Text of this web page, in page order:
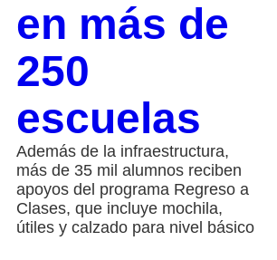
en más de
250
escuelas
Además de la infraestructura,
más de 35 mil alumnos reciben
apoyos del programa Regreso a
Clases, que incluye mochila,
útiles y calzado para nivel básico